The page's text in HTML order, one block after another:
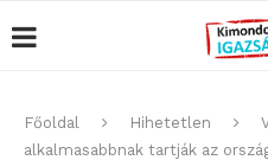
Főoldal Hihetetlen
alkalmasabbnak tartják az